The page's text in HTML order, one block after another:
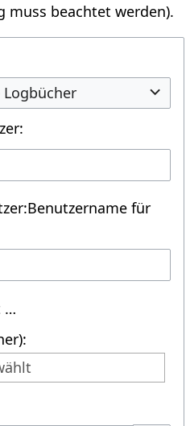
muss beachtet werden).
für
…